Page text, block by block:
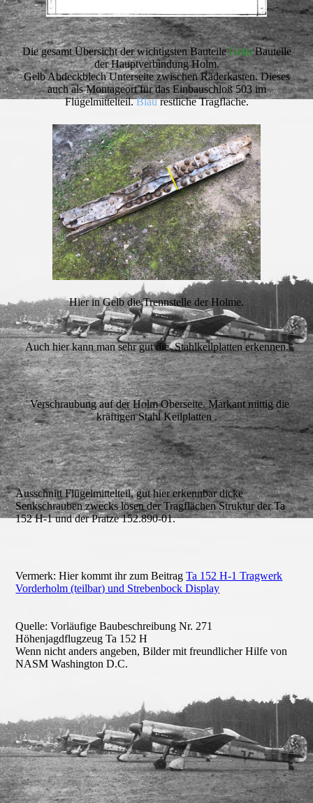
Die gesamt Übersicht der wichtigsten BauteileGrünBauteile
der Hauptverbindung Holm.
Gelb Abdeckblech Unterseite zwischen Räderkasten. Dieses
auch als Montageort für das Einbauschloß 503 im
Flügelmittelteil.Blaurestliche Tragfläche.
Hier in Gelb die Trennstelle der Holme.
Auch hier kann man sehr gut die Stahlkeilplatten erkennen.
Verschraubung auf der Holm Oberseite. Markant mittig die
kräftigen Stahl Keilplatten .
Ausschnitt Flügelmittelteil, gut hier erkennbar dicke
Senkschrauben zwecks lösen der Tragflächen Struktur der Ta
152 H-1 und der Pratze 152.890-01.
Vermerk: Hier kommt ihr zum BeitragTa 152 H-1 Tragwerk
Vorderholm (teilbar) und Strebenbock Display
Quelle: Vorläufige Baubeschreibung Nr. 271
Höhenjagdflugzeug Ta 152 H
Wenn nicht anders angeben, Bilder mit freundlicher Hilfe von
NASM Washington D.C.